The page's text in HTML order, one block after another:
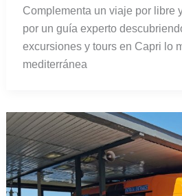
Complementa un viaje por libre
por un guía experto
excursiones y tours en Capri lo
mediterránea